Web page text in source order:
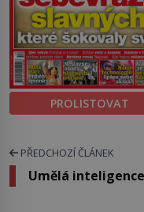
PROLISTOVAT
PŘEDCHOZÍ ČLÁNEK
Umělá